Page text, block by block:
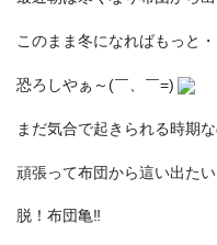
このまま冬になればもっと・
恐ろしやぁ～(￣、￣=)
まだ気合で起きられる時期
頑張って布団から這い出た
脱！布団亀‼